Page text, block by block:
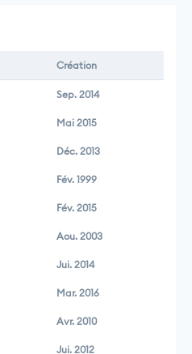
Création
Sep. 2014
Mai 2015
Déc. 2013
Fév. 1999
Fév. 2015
Aou. 2003
Jui. 2014
Mar. 2016
Avr. 2010
Jui. 2012